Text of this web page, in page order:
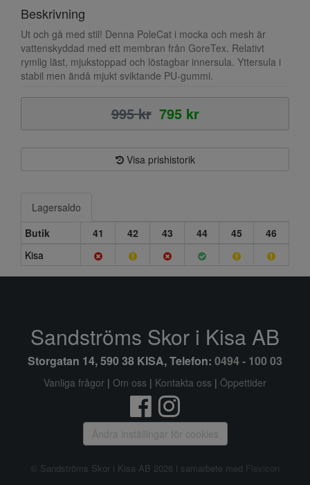
Beskrivning
Ut och gå med stil! Denna PoleCat i mocka och mesh är
vattenskyddad med ett membran från GoreTex. Relativt
rymlig läst, mjukstoppad och löstagbar innersula. Yttersula i
stabil men ändå mjukt sviktande PU-gummi.
995 kr 795 kr
Visa prishistorik
Lagersaldo
Butik
41 42 43 44 45
46
Kisa
Sandströms Skor i Kisa AB
Storgatan 14, 590 38 KISA, Telefon: 0494 - 100 03
Vanliga frågor | Om oss | Kontakta oss | Öppettider
Ändra inställingar för cookies
© Sandströms Skor i Kisa AB 2026 i samarbete med Flexicon